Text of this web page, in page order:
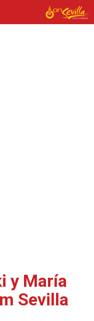
y María
Sevilla